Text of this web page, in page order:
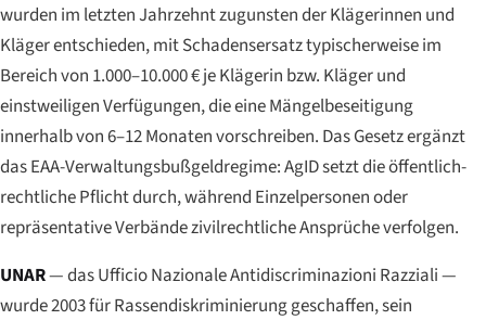
wurden im letzten Jahrzehnt zugunsten der Klägerinnen und
Kläger entschieden, mit Schadensersatz typischerweise im
Bereich von 1.000–10.000 € je Klägerin bzw. Kläger und
einstweiligen Verfügungen, die eine Mängelbeseitigung
innerhalb von 6–12 Monaten vorschreiben. Das Gesetz ergänzt
das EAA-Verwaltungsbußgeldregime: AgID setzt die öffentlich-
rechtliche Pflicht durch, während Einzelpersonen oder
repräsentative Verbände zivilrechtliche Ansprüche verfolgen.
UNAR— dasUfficio Nazionale Antidiscriminazioni Razziali—
wurde 2003 für Rassendiskriminierung geschaffen, sein